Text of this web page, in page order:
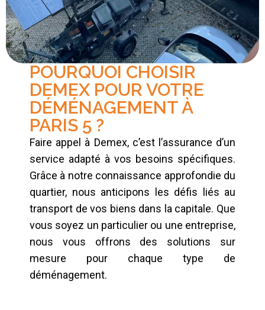
POURQUOI CHOISIR
DEMEX POUR VOTRE
DÉMÉNAGEMENT À
PARIS 5 ?
Faire appel à Demex, c’est l’assurance d’un
service adapté à vos besoins spécifiques.
Grâce à notre connaissance approfondie du
quartier, nous anticipons les défis liés au
transport de vos biens dans la capitale. Que
vous soyez un particulier ou une entreprise,
nous vous offrons des solutions sur
mesure pour chaque type de
déménagement.